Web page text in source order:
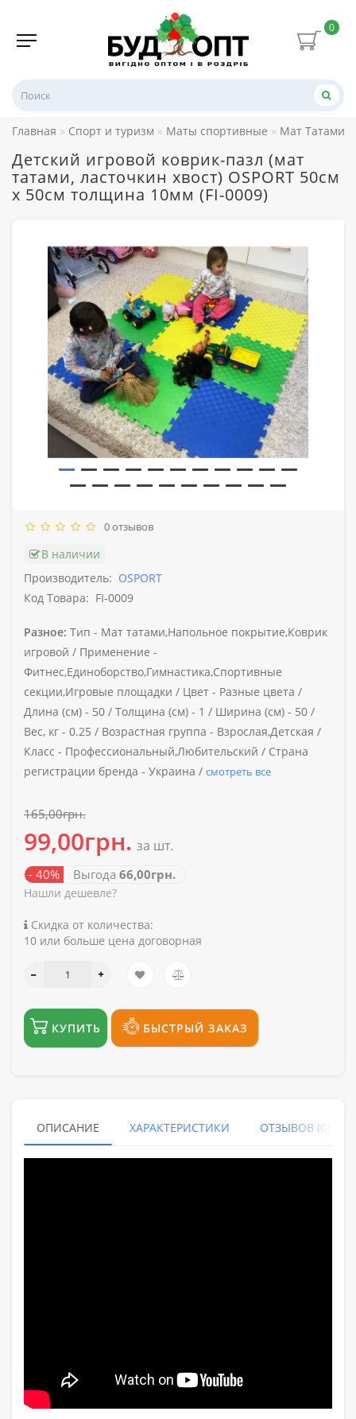
0
Главная Спорт и туризм Маты спортивные Мат Татами
Детский игровой коврик-пазл (мат
татами, ласточкин хвост) OSPORT 50cм
х 50cм толщина 10мм (FI-0009)
0 отзывов
В наличии
Производитель: OSPORT
Код Товара: FI-0009
Разное: Тип - Мат татами,Напольное покрытие,Коврик
игровой / Применение -
Фитнес,Единоборство,Гимнастика,Спортивные
секции,Игровые площадки / Цвет - Разные цвета /
Длина (см) - 50 / Толщина (см) - 1 / Ширина (см) - 50 /
Вес, кг - 0.25 / Возрастная группа - Взрослая,Детская /
Класс - Профессиональный,Любительский / Страна
регистрации бренда - Украина / смотреть все
165,00грн.
99,00грн. за шт.
- 40% Выгода 66,00грн.
Нашли дешевле?
Скидка от количества:
10 или больше цена договорная
КУПИТЬ БЫСТРЫЙ ЗАКАЗ
ОПИСАНИЕ ХАРАКТЕРИСТИКИ ОТЗЫВОВ (0)